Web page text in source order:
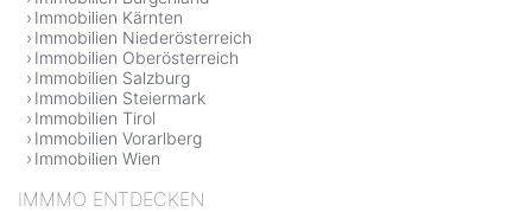
Immobilien Kärnten
Immobilien Niederösterreich
Immobilien Oberösterreich
Immobilien Salzburg
Immobilien Steiermark
Immobilien Tirol
Immobilien Vorarlberg
Immobilien Wien
IMMMO ENTDECKEN